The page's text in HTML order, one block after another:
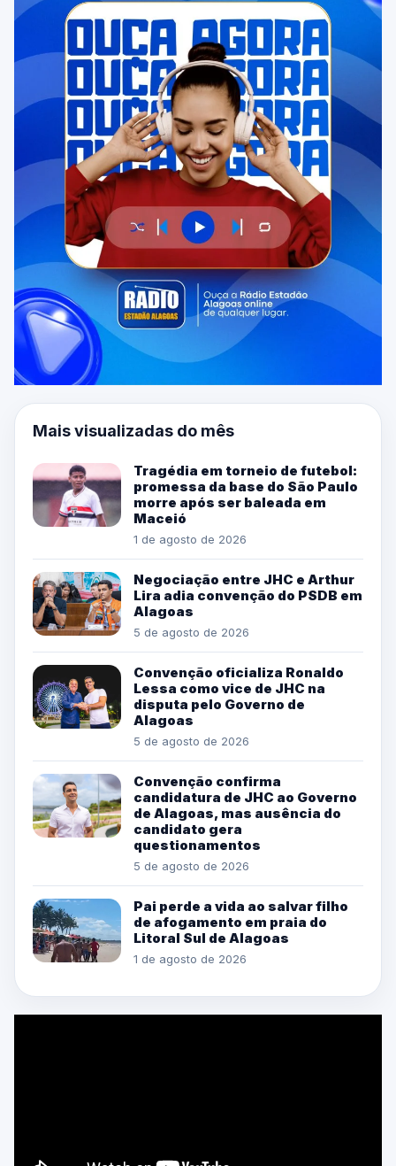
Mais visualizadas do mês
Tragédia em torneio de futebol:
promessa da base do São Paulo
morre após ser baleada em
Maceió
1 de agosto de 2026
Negociação entre JHC e Arthur
Lira adia convenção do PSDB em
Alagoas
5 de agosto de 2026
Convenção oficializa Ronaldo
Lessa como vice de JHC na
disputa pelo Governo de
Alagoas
5 de agosto de 2026
Convenção confirma
candidatura de JHC ao Governo
de Alagoas, mas ausência do
candidato gera
questionamentos
5 de agosto de 2026
Pai perde a vida ao salvar filho
de afogamento em praia do
Litoral Sul de Alagoas
1 de agosto de 2026